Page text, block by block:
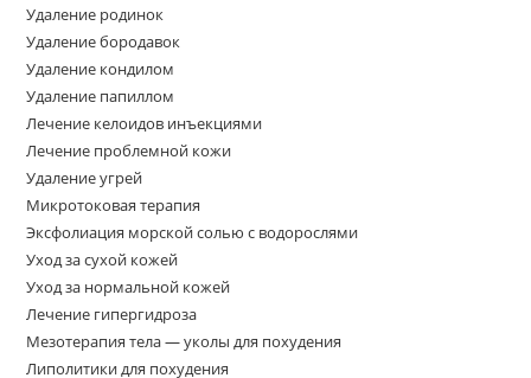
Удаление родинок
Удаление бородавок
Удаление кондилом
Удаление папиллом
Лечение келоидов инъекциями
Лечение проблемной кожи
Удаление угрей
Микротоковая терапия
Эксфолиация морской солью с водорослями
Уход за сухой кожей
Уход за нормальной кожей
Лечение гипергидроза
Мезотерапия тела — уколы для похудения
Липолитики для похудения